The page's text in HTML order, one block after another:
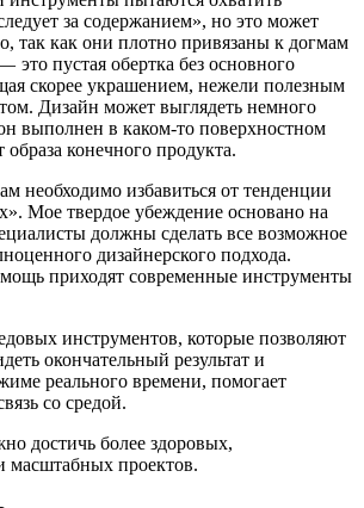
за содержанием», но это может
так как они плотно привязаны к догмам
пустая обертка без основного
скорее украшением, нежели полезным
Дизайн может выглядеть немного
выполнен в каком-то поверхностном
конечного продукта.
необходимо избавиться от тенденции
Мое твердое убеждение основано на
должны сделать все возможное
дизайнерского подхода.
приходят современные инструменты
инструментов, которые позволяют
окончательный результат и
реального времени, помогает
со средой.
достичь более здоровых,
масштабных проектов.